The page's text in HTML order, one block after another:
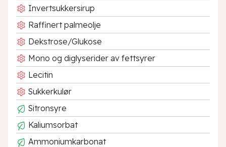
Invertsukkersirup
Raffinert palmeolje
Dekstrose/Glukose
Mono og diglyserider av fettsyrer
Lecitin
Sukkerkulør
Sitronsyre
Kaliumsorbat
Ammoniumkarbonat